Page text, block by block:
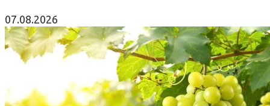
07.08.2026